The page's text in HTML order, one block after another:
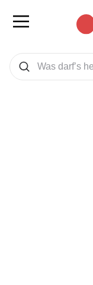
Was wollen Sie suchen
Suchen